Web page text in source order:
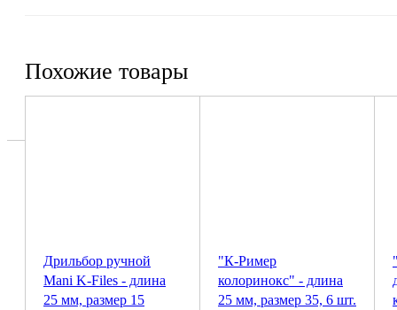
Похожие товары
Дрильбор ручной
Mani K-Files - длина
25 мм, размер 15
"К-Ример
колоринокс" - длина
25 мм, размер 35, 6 шт.